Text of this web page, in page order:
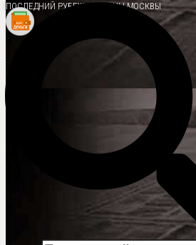
ПОСЛЕДНИЙ РУБЕЖ ОБОРОНЫ МОСКВЫ